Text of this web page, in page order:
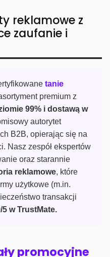
reklamowe z
zaufanie i
tanie
premium z
99% i dostawą w
autorytet
B2B, opierając się na
Nasz zespół ekspertów
oraz starannie
reklamowe, które
użytkowe (m.in.
transakcji
5 w TrustMate.
promocyjne